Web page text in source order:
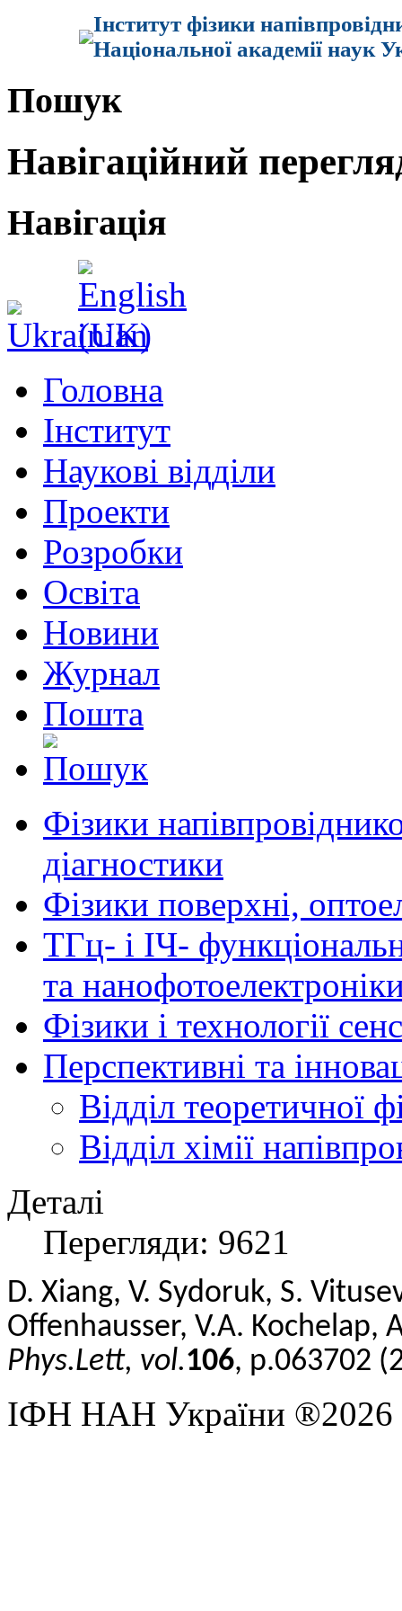
Інститут фізики
Національної академії наук
Пошук
Навігаційний
Навігація
Головна
Інститут
Наукові відділи
Проекти
Розробки
Освіта
Новини
Журнал
Пошта
Фізики
діагностики
Фізики поверхні,
ТГц- і ІЧ-
та
Фізики і технології
Перспективні та
Відділ теоретичної
Відділ хімії
Деталі
Перегляди: 9621
D. Xiang, V. Sydoruk, S.
Offenhausser, V.A. Kochelap,
Phys.Lett, vol.106, p.063702
ІФН НАН України ®2026